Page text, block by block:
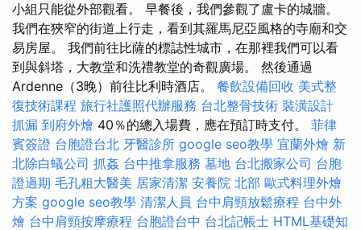
小組只能從外部觀看。 早餐後，我們參觀了盧卡的城牆。
我們在狹窄的街道上行走，看到其羅馬尼亞風格的寺廟和交
易房屋。 我們前往比薩的標誌性城市，在那裡我們可以看
到與斜塔，大教堂和洗禮教堂的奇觀廣場。 然後通過
Ardenne（3晚）前往比利時酒店。 餐飲設備回收 美式整
復技術課程 旅行社護照代辦服務 台北整骨技術 裝潢設計
抓漏 到府外燴 40％的總入場費，應在預訂時支付。 菲律
賓簽證 台胞證台北 牙醫診所 google seo教學 宜蘭外燴 新
北除白蟻公司 抓姦 台中推拿服務 墓地 台北搬家公司 台胞
證過期 毛孔粗大醫美 居家清潔 安養院 北部 歐式料理外燴
方案 google seo教學 清潔人員 台中肩頸放鬆療程 台中外
燴 台中肩頸按摩療程 台胞證台中 台北記帳士 HTML基礎知